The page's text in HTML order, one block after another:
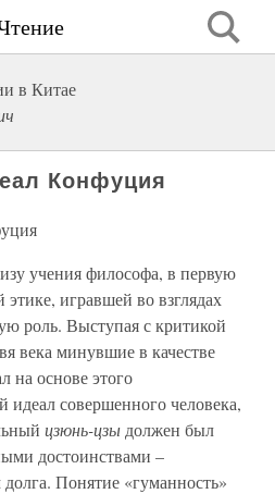
в Китае
Конфуция
учения философа, в первую
этике, игравшей во взглядах
роль. Выступая с критикой
века минувшие в качестве
на основе этого
идеал совершенного человека,
цзюнь-цзы должен был
достоинствами –
Понятие «гуманность»